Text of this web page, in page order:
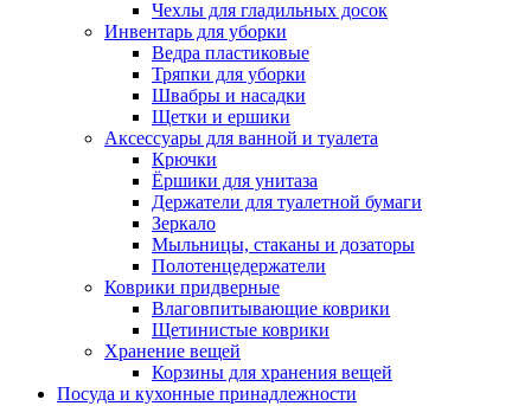
Чехлы для гладильных досок
Инвентарь для уборки
Ведра пластиковые
Тряпки для уборки
Швабры и насадки
Щетки и ершики
Аксессуары для ванной и туалета
Крючки
Ёршики для унитаза
Держатели для туалетной бумаги
Зеркало
Мыльницы, стаканы и дозаторы
Полотенцедержатели
Коврики придверные
Влаговпитывающие коврики
Щетинистые коврики
Хранение вещей
Корзины для хранения вещей
Посуда и кухонные принадлежности